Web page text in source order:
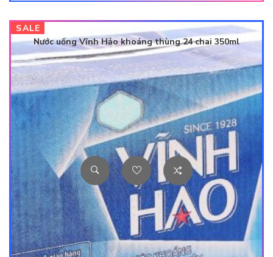
SALE
Nước uống Vĩnh Hảo khoáng thùng 24 chai 350ml